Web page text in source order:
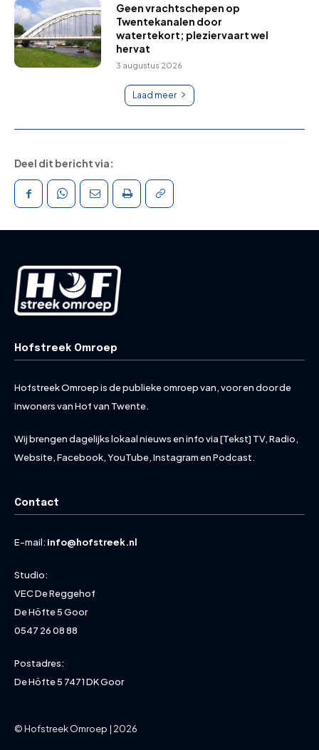
Geen vrachtschepen op
Twentekanalen door
watertekort; pleziervaart wel
hervat
3 augustus 2026
Laad meer
Deel dit bericht via:
Hofstreek Omroep
Hofstreek Omroep is de publieke omroep van, voor en door de
inwoners van Hof van Twente.
Wij brengen dagelijks lokaal nieuws en info via [Tekst] TV, Radio,
Website, Facebook, YouTube, Instagram en Podcast.
Contact
E-mail: info@hofstreek.nl
Studio:
VEC De Reggehof
De Höfte 5 Goor
0547 26 08 88
Postadres:
De Höfte 5 7471 DK Goor
© Hofstreek Omroep | 2026